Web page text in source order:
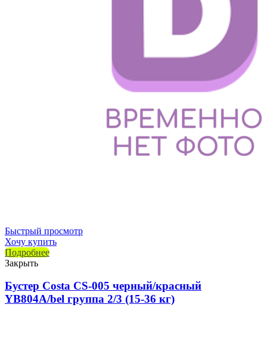
Быстрый просмотр
Хочу купить
Подробнее
Закрыть
Бустер Costa CS-005 черный/красный
YB804A/bel группа 2/3 (15-36 кг)